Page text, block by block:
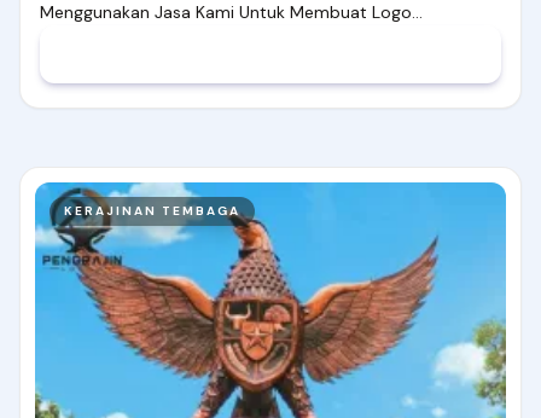
Menggunakan Jasa Kami Untuk Membuat Logo…
KERAJINAN TEMBAGA